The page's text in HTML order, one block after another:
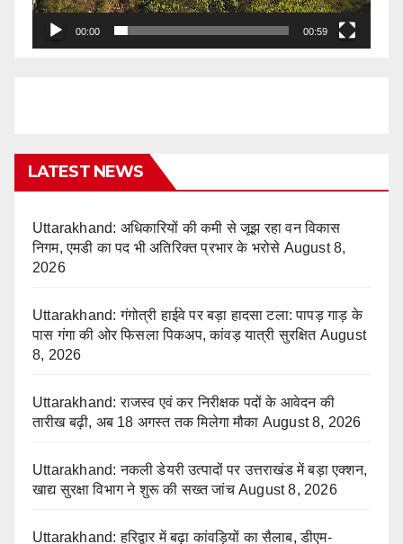
00:00 00:59
LATEST NEWS
Uttarakhand: अधिकारियों की कमी से जूझ रहा वन विकास
निगम, एमडी का पद भी अतिरिक्त प्रभार के भरोसे August 8,
2026
Uttarakhand: गंगोत्री हाईवे पर बड़ा हादसा टला: पापड़ गाड़ के
पास गंगा की ओर फिसला पिकअप, कांवड़ यात्री सुरक्षित August
8, 2026
Uttarakhand: राजस्व एवं कर निरीक्षक पदों के आवेदन की
तारीख बढ़ी, अब 18 अगस्त तक मिलेगा मौका August 8, 2026
Uttarakhand: नकली डेयरी उत्पादों पर उत्तराखंड में बड़ा एक्शन,
खाद्य सुरक्षा विभाग ने शुरू की सख्त जांच August 8, 2026
Uttarakhand: हरिद्वार में बढ़ा कांवड़ियों का सैलाब, डीएम-